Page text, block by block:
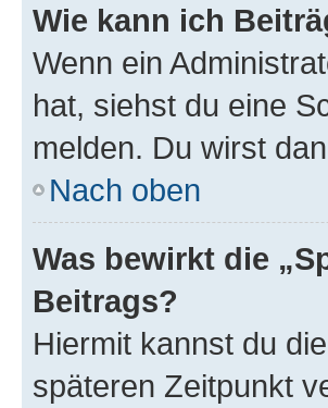
Wie kann ich
Wenn ein
hat, siehst du eine
melden. Du wirst
Nach oben
Was bewirkt die
Beitrags?
Hiermit kannst du
späteren Zeitpunkt